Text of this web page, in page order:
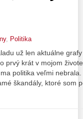
, Politika
už len aktuálne
prvý krát v mojom
politika veľmi
škandály, ktoré som